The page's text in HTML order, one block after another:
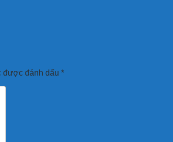
được đánh dấu *